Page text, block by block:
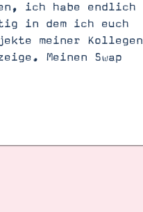
ich habe endlich
in dem ich euch
meiner Kollegen
Meinen Swap